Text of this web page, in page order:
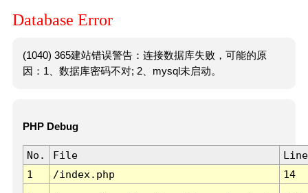
Database Error
(1040) 365建站错误警告：连接数据库失败，可能的原
因：1、数据库密码不对; 2、mysql未启动。
PHP Debug
No. File
Line
1
/index.php 14